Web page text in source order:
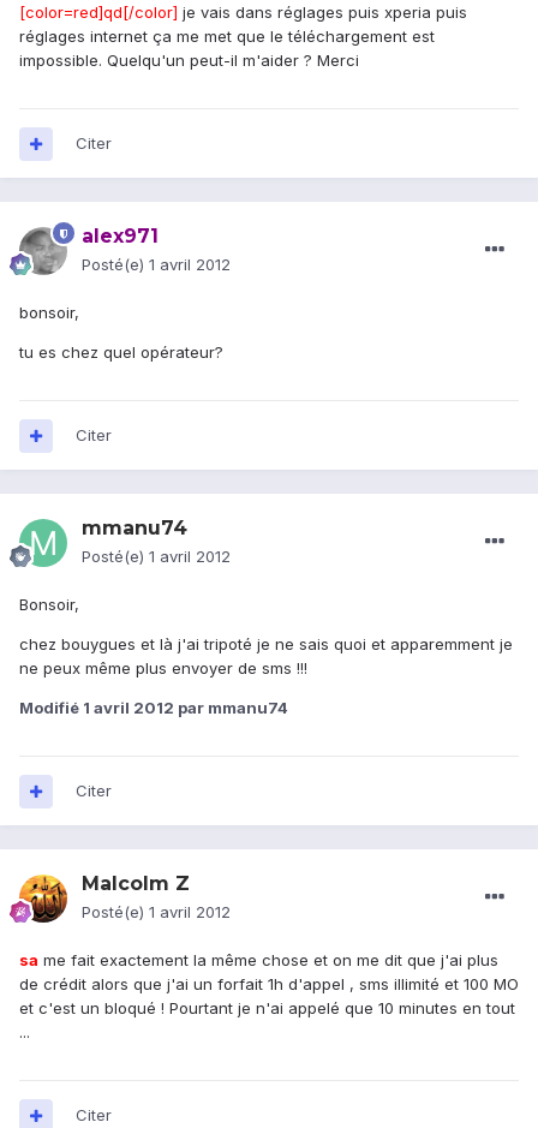
[color=red]qd[/color] je vais dans réglages puis xperia puis
réglages internet ça me met que le téléchargement est
impossible. Quelqu'un peut-il m'aider ? Merci
Citer
alex971
Posté(e) 1 avril 2012
bonsoir,
tu es chez quel opérateur?
Citer
mmanu74
Posté(e) 1 avril 2012
Bonsoir,
chez bouygues et là j'ai tripoté je ne sais quoi et apparemment je
ne peux même plus envoyer de sms !!!
Modifié 1 avril 2012 par mmanu74
Citer
Malcolm Z
Posté(e) 1 avril 2012
sa me fait exactement la même chose et on me dit que j'ai plus
de crédit alors que j'ai un forfait 1h d'appel , sms illimité et 100 MO
et c'est un bloqué ! Pourtant je n'ai appelé que 10 minutes en tout
...
Citer